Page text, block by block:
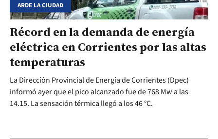
ARDE LA CIUDAD
Récord en la demanda de energía
eléctrica en Corrientes por las altas
temperaturas
La Dirección Provincial de Energía de Corrientes (Dpec)
informó ayer que el pico alcanzado fue de 768 Mw a las
14.15. La sensación térmica llegó a los 46 °C.